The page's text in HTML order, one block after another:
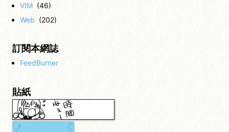
VIM (46)
Web (202)
訂閱本網誌
FeedBurner
貼紙